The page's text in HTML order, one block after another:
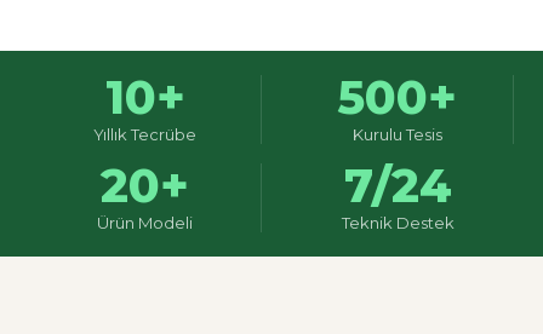
10+
Yıllık Tecrübe
500+
Kurulu Tesis
20+
Ürün Modeli
7/24
Teknik Destek